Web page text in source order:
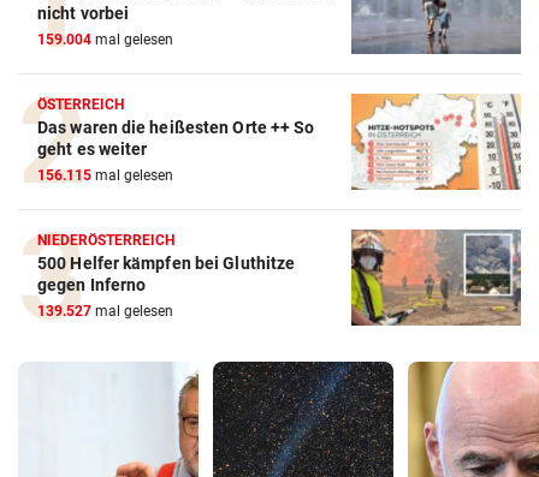
nicht vorbei
159.004 mal gelesen
ÖSTERREICH
Das waren die heißesten Orte ++ So
geht es weiter
156.115 mal gelesen
NIEDERÖSTERREICH
500 Helfer kämpfen bei Gluthitze
gegen Inferno
139.527 mal gelesen